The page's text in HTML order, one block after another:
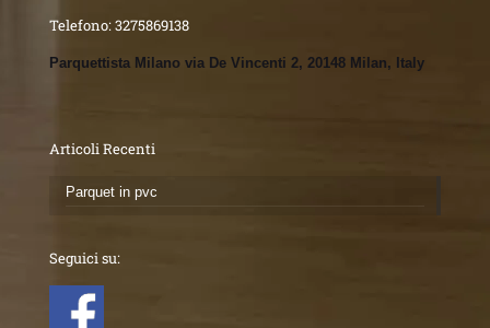
Telefono:3275869138
Parquettista Milano via De Vincenti 2, 20148 Milan, Italy
Articoli Recenti
Parquet in pvc
Seguici su: